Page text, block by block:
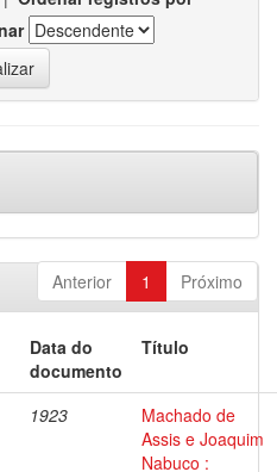
Anterior 1 Próximo
Data do
documento
Título
1923
Machado de
Assis e Joaquim
Nabuco :